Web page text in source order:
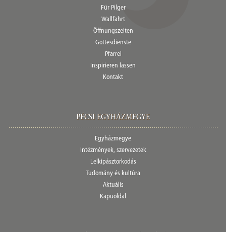
Für Pilger
Wallfahrt
Öffnungszeiten
Gottesdienste
Pfarrei
Inspirieren lassen
Kontakt
Pécsi egyházmegye
Egyházmegye
Intézmények, szervezetek
Lelkipásztorkodás
Tudomány és kultúra
Aktuális
Kapuoldal